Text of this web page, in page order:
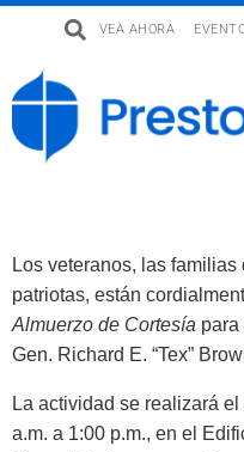
VEA AHORA
Los veteranos, las
patriotas, están
Almuerzo de Cortesía para
Gen. Richard E. “Tex”
La actividad se realizará
a.m. a 1:00 p.m., en el